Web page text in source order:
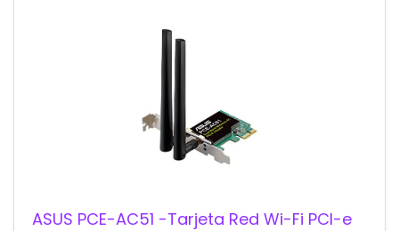
ASUS PCE-AC51 -Tarjeta Red Wi-Fi PCI-e